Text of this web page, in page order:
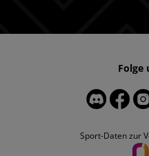
Sport-Daten zur
Folge